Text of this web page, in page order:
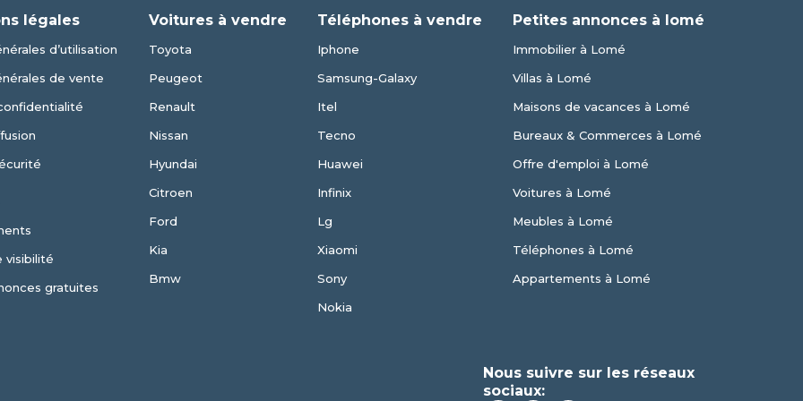
légales
d’utilisation
de vente
visibilité
gratuites
Voitures à vendre
Toyota
Peugeot
Renault
Nissan
Hyundai
Citroen
Ford
Kia
Bmw
Téléphones à vendre
Iphone
Samsung-Galaxy
Itel
Tecno
Huawei
Infinix
Lg
Xiaomi
Sony
Nokia
Petites annonces à lomé
Immobilier à Lomé
Villas à Lomé
Maisons de vacances à Lomé
Bureaux & Commerces à Lomé
Offre d'emploi à Lomé
Voitures à Lomé
Meubles à Lomé
Téléphones à Lomé
Appartements à Lomé
Nous suivre sur les réseaux
sociaux: